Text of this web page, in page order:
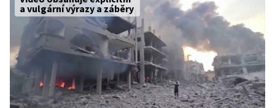
a vulgární výrazy a záběry